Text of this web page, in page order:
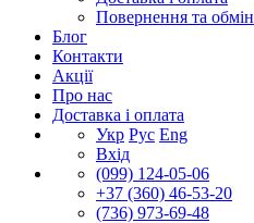
Повернення та обмін
Блог
Контакти
Акції
Про нас
Доставка і оплата
Укр Рус Eng
Вхід
(099) 124-05-06
+37 (360) 46-53-20
(736) 973-69-48